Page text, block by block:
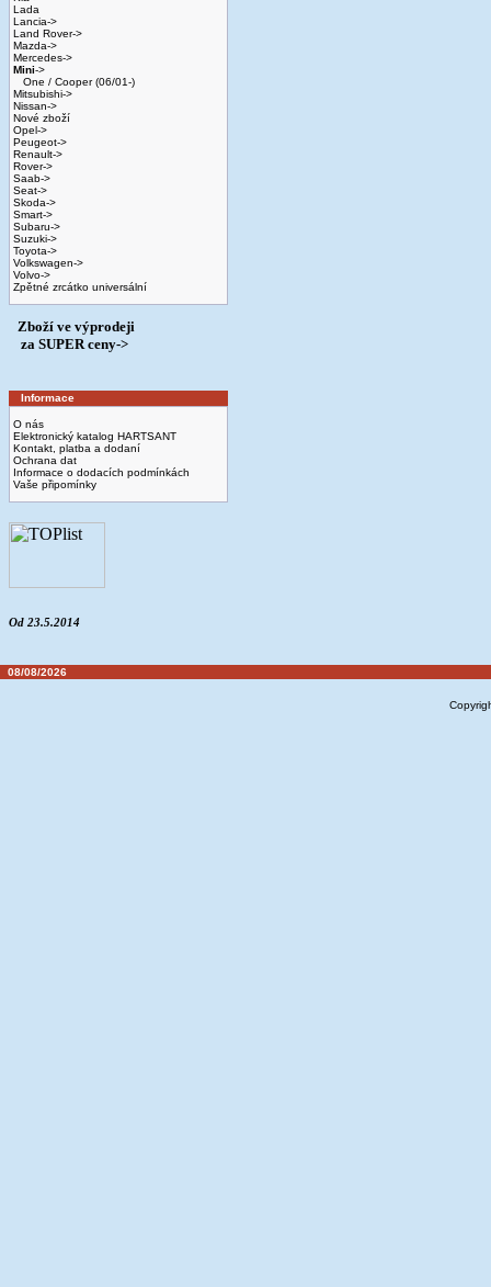
Lada
Lancia->
Land Rover->
Mazda->
Mercedes->
Mini->
One / Cooper (06/01-)
Mitsubishi->
Nissan->
Nové zboží
Opel->
Peugeot->
Renault->
Rover->
Saab->
Seat->
Skoda->
Smart->
Subaru->
Suzuki->
Toyota->
Volkswagen->
Volvo->
Zpětné zrcátko universální
Zboží ve výprodeji
­ za SUPER ceny->
Informace
O nás
Elektronický katalog HARTSANT
Kontakt, platba a dodaní
Ochrana dat
Informace o dodacích podmínkách
Vaše připomínky
Od 23.5.2014
08/08/2026